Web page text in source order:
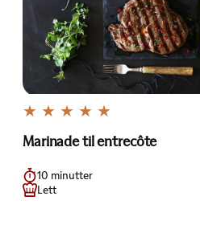
Marinade til entrecôte
10 minutter
Lett